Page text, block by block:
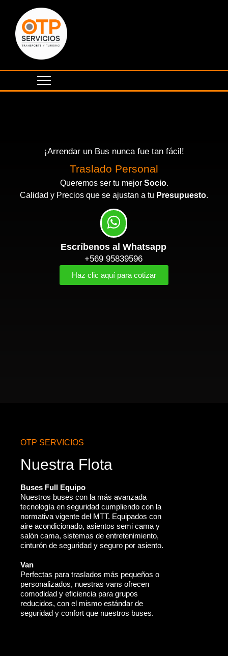
¡Arrendar un Bus nunca fue tan fácil!
Traslado Personal
Queremos ser tu mejor Socio.
Calidad y Precios que se ajustan a tu Presupuesto.
Escríbenos al Whatsapp
+569 95839596
Haz clic aquí para cotizar
OTP SERVICIOS
Nuestra Flota
Buses Full Equipo
Nuestros buses con la más avanzada
tecnología en seguridad cumpliendo con la
normativa vigente del MTT. Equipados con
aire acondicionado, asientos semi cama y
salón cama, sistemas de entretenimiento,
cinturón de seguridad y seguro por asiento.
Van
Perfectas para traslados más pequeños o
personalizados, nuestras vans ofrecen
comodidad y eficiencia para grupos
reducidos, con el mismo estándar de
seguridad y confort que nuestros buses.